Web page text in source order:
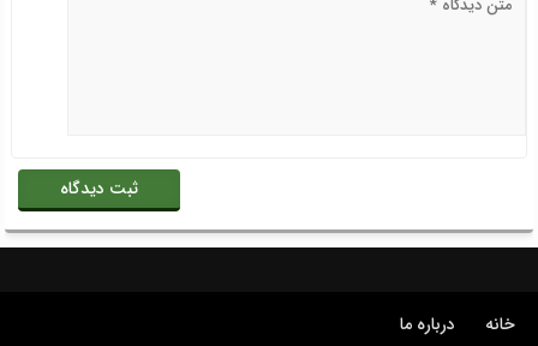
خانه درباره ما